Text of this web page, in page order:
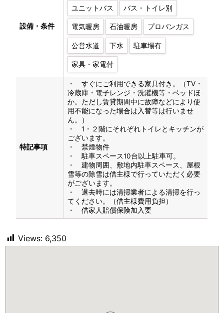
設備・条件
ユニットバス バス・トイレ別
電気暖房 石油暖房 プロパンガス
公営水道 下水 駐車場有
家具・家電付
特記事項
・ すぐにご利用できる家具付き。（TV・
冷蔵庫・電子レンジ・洗濯機等・ベッドほ
か。ただし賃貸期間中に故障などにより使
用不能になった場合は入替等は行いませ
ん。）
・ 1・２階にそれぞれトイレとキッチンが
ございます。
・ 禁煙物件
・ 駐車スペース10台以上駐車可。
・ 建物周囲、敷地内駐車スペース、屋根
雪等の除雪は借主様で行っていただく必要
がございます。
・ 退去時には清掃業者による清掃を行っ
てください。（借主様費用負担）
・ 借家人賠償保険加入要
Views: 6,350